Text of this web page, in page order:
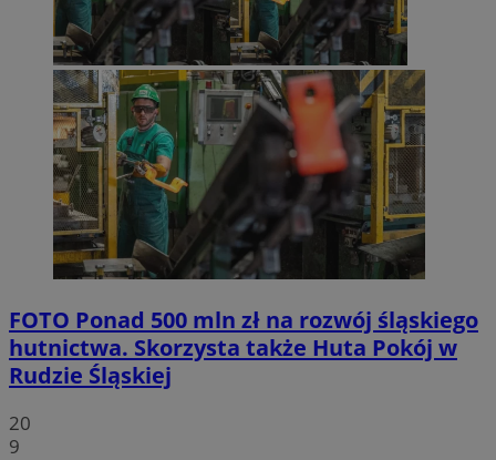
FOTO Ponad 500 mln zł na rozwój śląskiego
hutnictwa. Skorzysta także Huta Pokój w
Rudzie Śląskiej
20
9